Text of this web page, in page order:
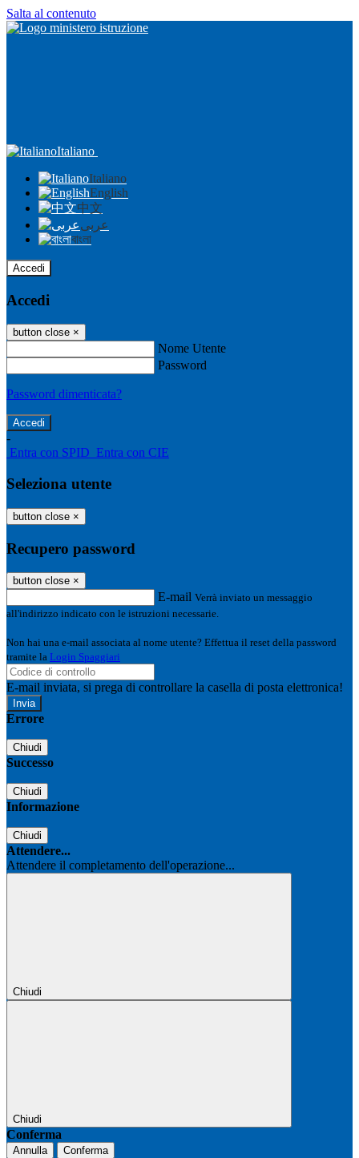
Salta al contenuto
Italiano
Italiano
English
中文
عربى
বাংলা
Accedi
Accedi
button close ×
Nome Utente
Password
Password dimenticata?
-
Entra con SPID Entra con CIE
Seleziona utente
button close ×
Recupero password
button close ×
E-mail Verrà inviato un messaggio
all'indirizzo indicato con le istruzioni necessarie.
Non hai una e-mail associata al nome utente? Effettua il reset della password
tramite la Login Spaggiari
E-mail inviata, si prega di controllare la casella di posta elettronica!
Errore
Chiudi
Successo
Chiudi
Informazione
Chiudi
Attendere...
Attendere il completamento dell'operazione...
Chiudi
Chiudi
Conferma
Annulla Conferma